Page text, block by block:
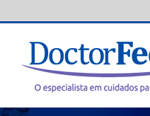
content